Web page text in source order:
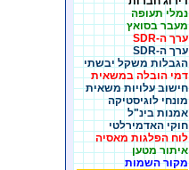
נמלי תעופה
מעבר בסואץ
ערך ה-SDR
ערך ה-SDR
הגבלות משקל יבשתי
דמי הובלה במשאית
חישוב עלויות משאית
מונחי לוגיסטיקה
אמנות בינ"ל
חוקי האדמירלטי
לוח הפלגות מאסיה
איתור מטען
מקור השמות